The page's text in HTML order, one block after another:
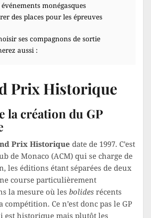
monégasques
des places pour les épreuves
ses compagnons de sortie
aussi :
Prix Historique
la création du GP
Prix Historique date de 1997. C’est
de Monaco (ACM) qui se charge de
les éditions étant séparées de deux
course particulièrement
la mesure où les bolides récents
compétition. Ce n’est donc pas le GP
est historique mais plutôt les